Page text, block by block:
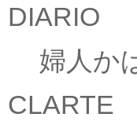
DIARIO
婦人か
CLARTE